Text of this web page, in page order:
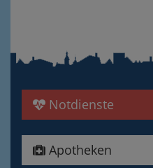
Notdienste
Apotheken